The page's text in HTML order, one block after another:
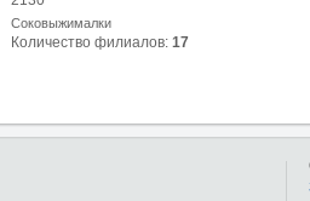
Соковыжималки
Количество филиалов: 17